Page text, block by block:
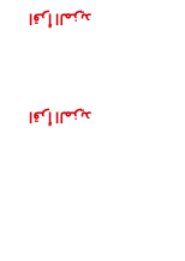
اقرأ المزيد
اقرأ المزيد